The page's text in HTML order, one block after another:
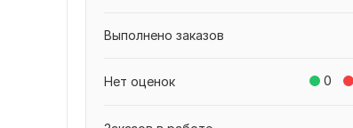
Выполнено заказов
0
Нет оценок